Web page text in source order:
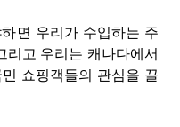
면 우리가 수입하는 주
고 우리는 캐나다에서
쇼핑객들의 관심을 끌